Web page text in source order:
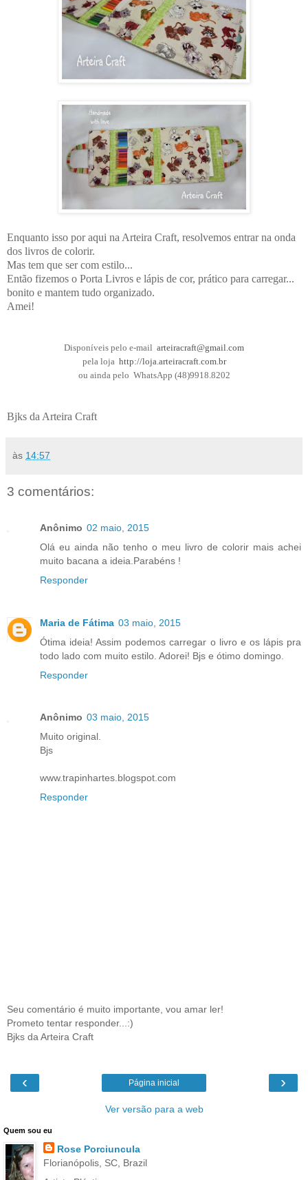
Enquanto isso por aqui na Arteira Craft, resolvemos entrar na onda
dos livros de colorir.
Mas tem que ser com estilo...
Então fizemos o Porta Livros e lápis de cor, prático para carregar...
bonito e mantem tudo organizado.
Amei!
Disponíveis pelo e-mail arteiracraft@gmail.com
pela loja http://loja.arteiracraft.com.br
ou ainda pelo WhatsApp (48)9918.8202
Bjks da Arteira Craft
às 14:57
3 comentários:
Anônimo 02 maio, 2015
Olá eu ainda não tenho o meu livro de colorir mais achei
muito bacana a ideia.Parabéns !
Responder
Maria de Fátima 03 maio, 2015
Ótima ideia! Assim podemos carregar o livro e os lápis pra
todo lado com muito estilo. Adorei! Bjs e ótimo domingo.
Responder
Anônimo 03 maio, 2015
Muito original.
Bjs
www.trapinhartes.blogspot.com
Responder
Seu comentário é muito importante, vou amar ler!
Prometo tentar responder...:)
Bjks da Arteira Craft
‹ ›
Página inicial
Ver versão para a web
Quem sou eu
Rose Porciuncula
Florianópolis, SC, Brazil